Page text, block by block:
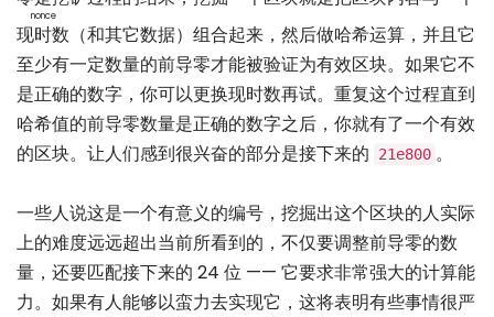
现时数
nonce
（和其它数据）组合起来，然后做哈希运算，并且它
至少有一定数量的前导零才能被验证为有效区块。如果它不
是正确的数字，你可以更换现时数再试。重复这个过程直到
哈希值的前导零数量是正确的数字之后，你就有了一个有效
的区块。让人们感到很兴奋的部分是接下来的
21e800 。
一些人说这是一个有意义的编号，挖掘出这个区块的人实际
上的难度远远超出当前所看到的，不仅要调整前导零的数
量，还要匹配接下来的 24 位 —— 它要求非常强大的计算能
力。如果有人能够以蛮力去实现它，这将表明有些事情很严